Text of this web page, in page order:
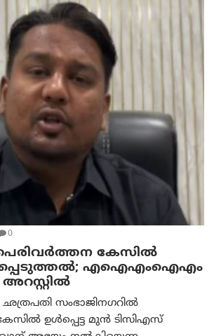
0
കേസിൽ
എഐഎംഐഎം
ഛത്രപതി സംഭാജിനഗറിൽ
ഉൾപ്പെട്ട മുൻ ടിസിഎസ്